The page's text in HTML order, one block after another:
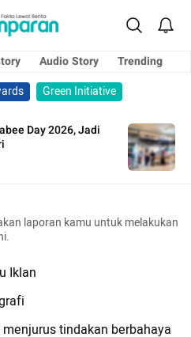
Audio Story
Trending
Green Initiative
Day 2026, Jadi
laporan kamu untuk melakukan
Iklan
tindakan berbahaya